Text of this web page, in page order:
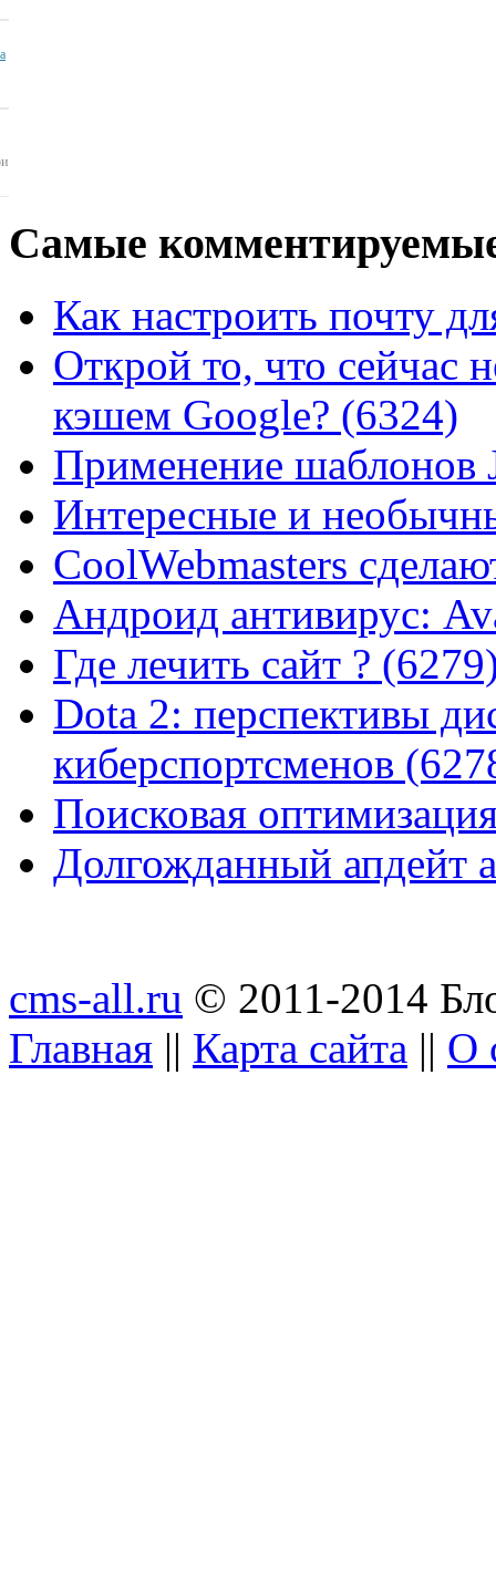
Самые
Как настроить почту
Открой то, что сейчас
кэшем Google? (6324)
Применение шаблонов
Интересные и
CoolWebmasters
Андроид антивирус:
Где лечить сайт ?
Dota 2: перспективы
киберспортсменов
Поисковая
Долгожданный апдейт
cms-all.ru © 2011-2014
Главная || Карта сайта || О